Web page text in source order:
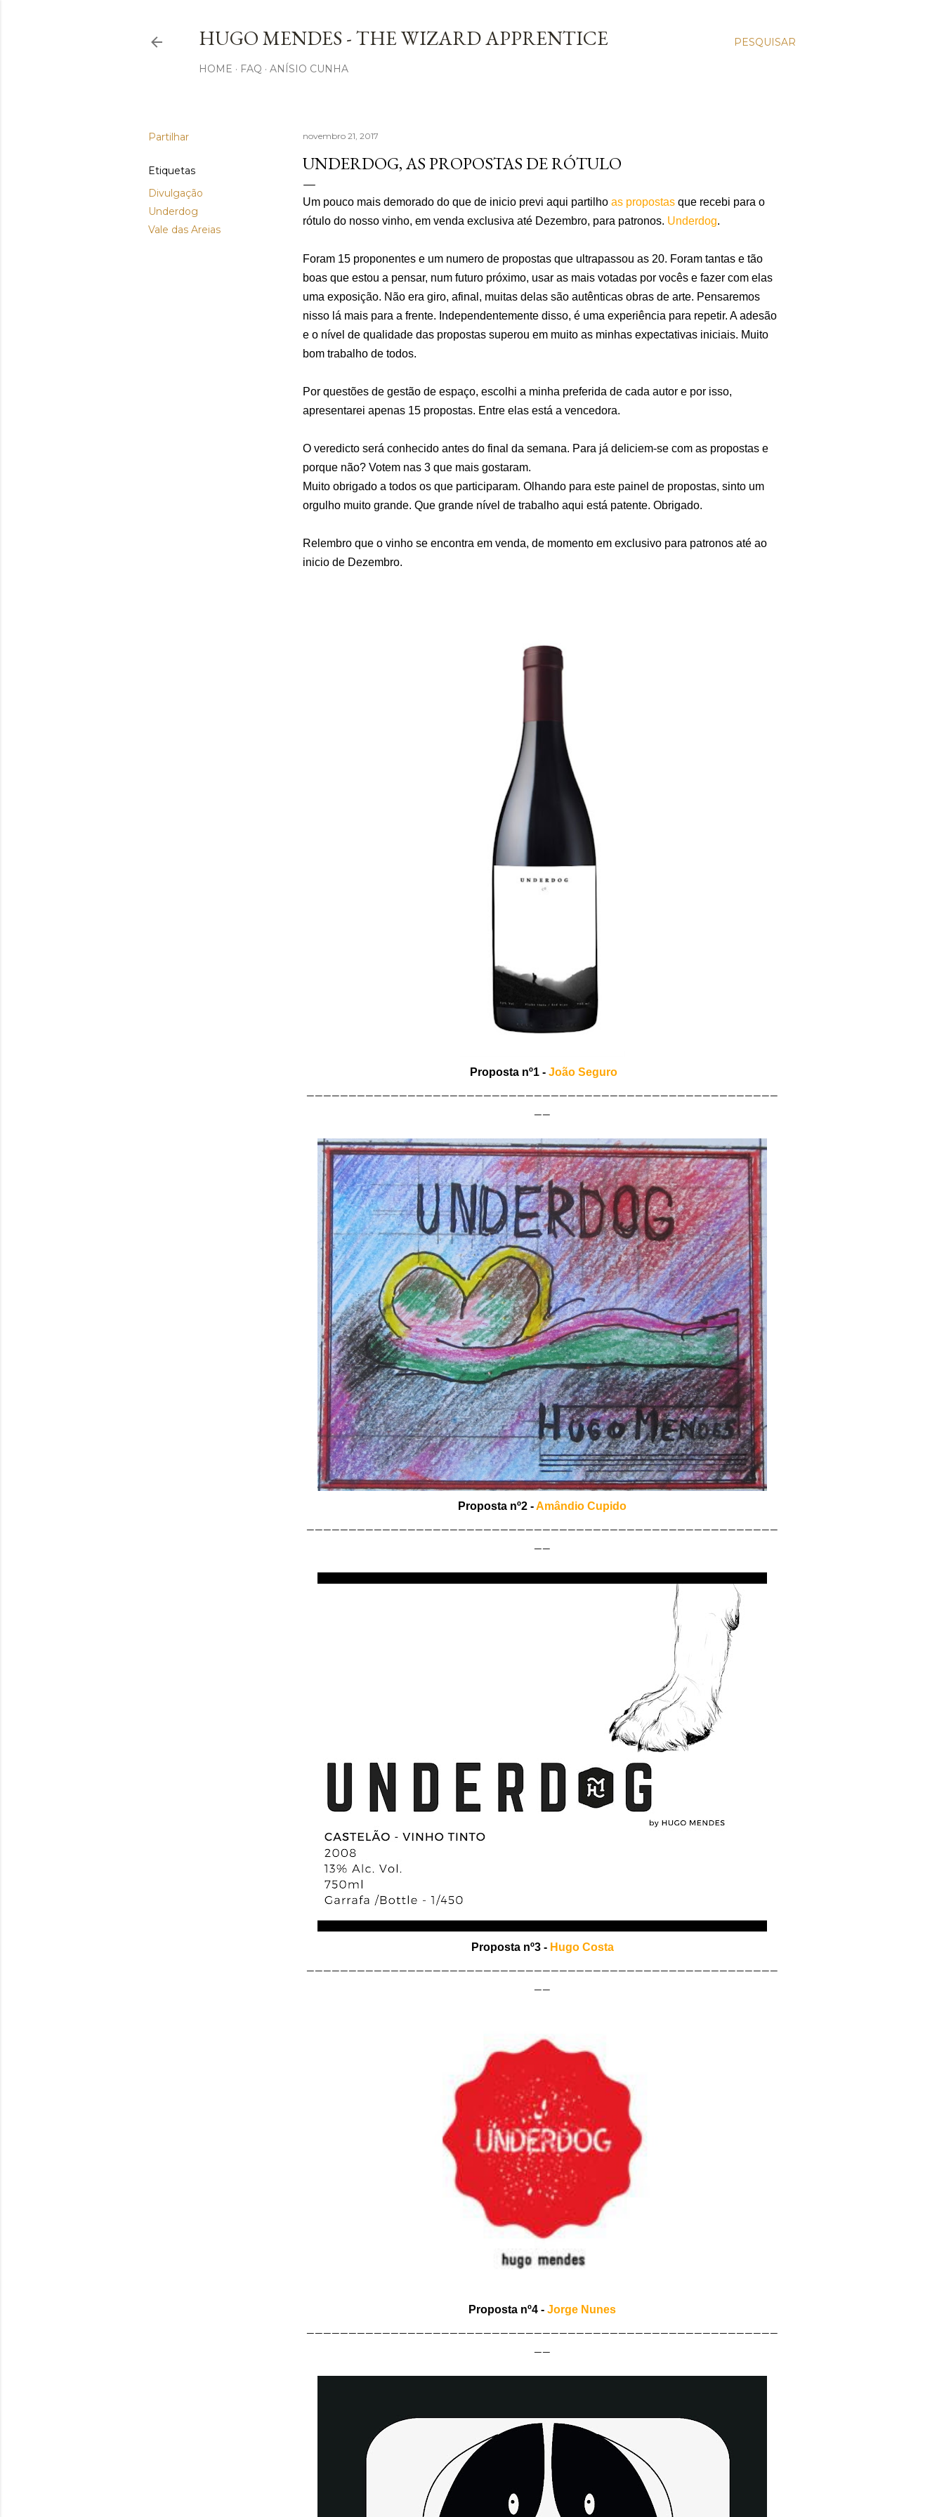
PESQUISAR
HUGO MENDES - THE WIZARD APPRENTICE
HOME FAQ ANÍSIO CUNHA
Partilhar
Etiquetas
Divulgação
Underdog
Vale das Areias
novembro 21, 2017
UNDERDOG, AS PROPOSTAS DE RÓTULO
Um pouco mais demorado do que de inicio previ aqui partilho as propostas que recebi para o
rótulo do nosso vinho, em venda exclusiva até Dezembro, para patronos. Underdog.
Foram 15 proponentes e um numero de propostas que ultrapassou as 20. Foram tantas e tão
boas que estou a pensar, num futuro próximo, usar as mais votadas por vocês e fazer com elas
uma exposição. Não era giro, afinal, muitas delas são autênticas obras de arte. Pensaremos
nisso lá mais para a frente. Independentemente disso, é uma experiência para repetir. A adesão
e o nível de qualidade das propostas superou em muito as minhas expectativas iniciais. Muito
bom trabalho de todos.
Por questões de gestão de espaço, escolhi a minha preferida de cada autor e por isso,
apresentarei apenas 15 propostas. Entre elas está a vencedora.
O veredicto será conhecido antes do final da semana. Para já deliciem-se com as propostas e
porque não? Votem nas 3 que mais gostaram.
Muito obrigado a todos os que participaram. Olhando para este painel de propostas, sinto um
orgulho muito grande. Que grande nível de trabalho aqui está patente. Obrigado.
Relembro que o vinho se encontra em venda, de momento em exclusivo para patronos até ao
inicio de Dezembro.
Proposta nº1 - João Seguro
Proposta nº2 -Amândio Cupido
Proposta nº3 - Hugo Costa
Proposta nº4 - Jorge Nunes